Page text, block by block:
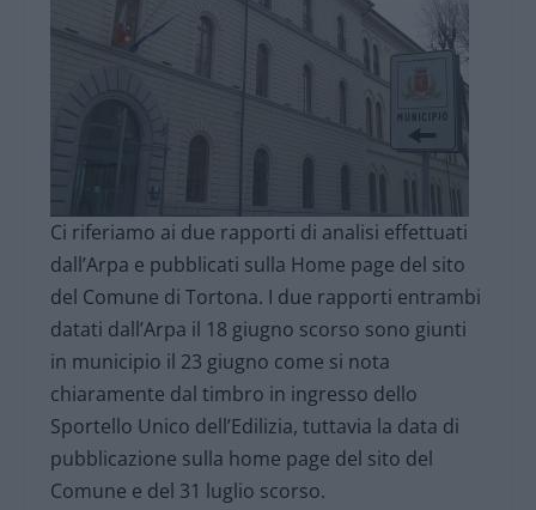
Ci riferiamo ai due rapporti di analisi effettuati
dall’Arpa e pubblicati sulla Home page del sito
del Comune di Tortona. I due rapporti entrambi
datati dall’Arpa il 18 giugno scorso sono giunti
in municipio il 23 giugno come si nota
chiaramente dal timbro in ingresso dello
Sportello Unico dell’Edilizia, tuttavia la data di
pubblicazione sulla home page del sito del
Comune e del 31 luglio scorso.